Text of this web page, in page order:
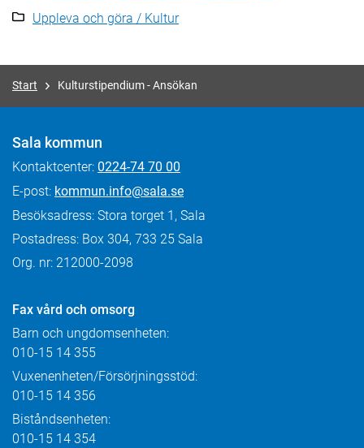
Uppleva och göra / Kultur
Start Kulturstipendium - Ansökan
Sala kommun
Kontaktcenter: 0224-74 70 00
E-post: kommun.info@sala.se
Besöksadress: Stora torget 1, Sala
Postadress: Box 304, 733 25 Sala
Org. nr: 212000-2098
Fax vård och omsorg
Barn och ungdomsenheten:
010-15 14 355
Vuxenenheten/Försörjningsstöd:
010-15 14 356
Biståndsenheten:
010-15 14 354